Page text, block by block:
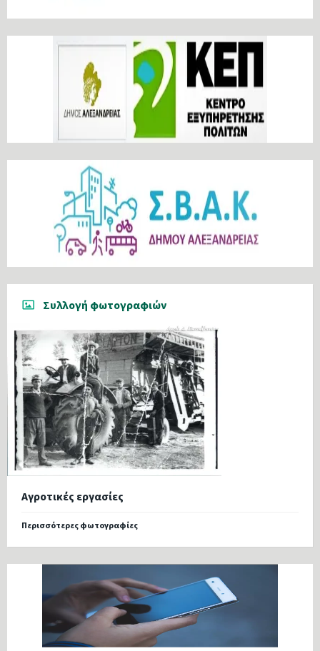
Συλλογή φωτογραφιών
Αγροτικές εργασίες
Περισσότερες φωτογραφίες